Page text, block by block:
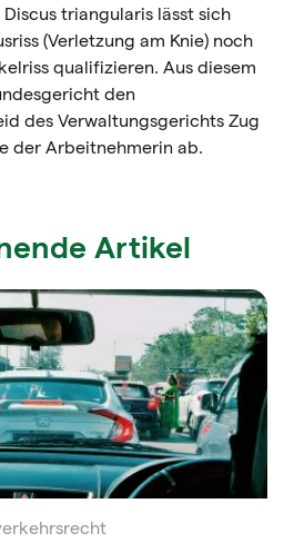
triangularis lässt sich
(Verletzung am Knie) noch
qualifizieren. Aus diesem
den
des Verwaltungsgerichts Zug
der Arbeitnehmerin ab.
Artikel